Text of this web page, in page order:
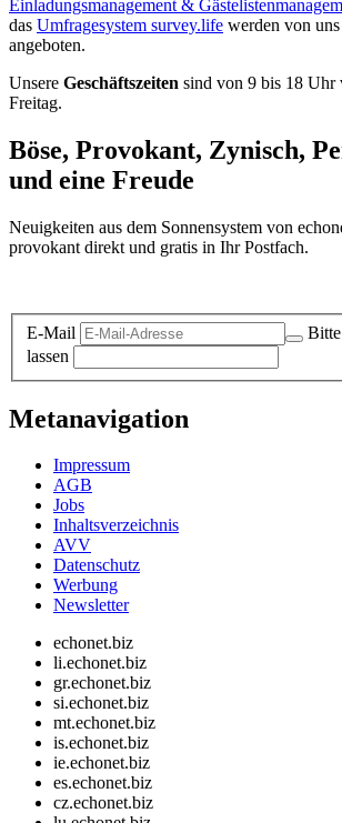
Einladungsmanagement &
das Umfragesystem survey.life werden von
angeboten.
Unsere Geschäftszeiten sind von 9 bis 18 Uhr
Freitag.
Böse, Provokant, Zynisch,
und eine Freude
Neuigkeiten aus dem Sonnensystem von
provokant direkt und gratis in Ihr Postfach.
E-Mail
lassen
Metanavigation
Impressum
AGB
Jobs
Inhaltsverzeichnis
AVV
Datenschutz
Werbung
Newsletter
echonet.biz
li.echonet.biz
gr.echonet.biz
si.echonet.biz
mt.echonet.biz
is.echonet.biz
ie.echonet.biz
es.echonet.biz
cz.echonet.biz